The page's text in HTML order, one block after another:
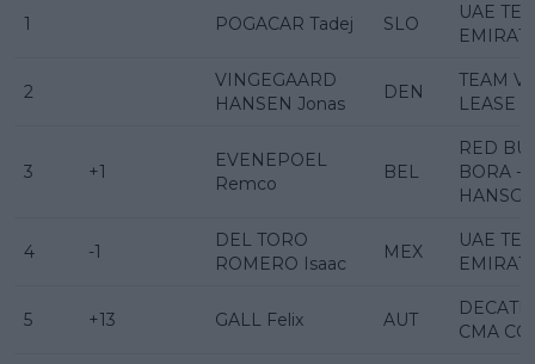
1 POGACAR Tadej SLO
UAE
2
VINGEGAARD
HANSEN Jonas
DEN
TEAM
LEASE
3 +1
EVENEPOEL
Remco
BEL
RED
BORA -
4 -1
DEL TORO
ROMERO Isaac
MEX
UAE
5 +13 GALL Felix AUT
CMA